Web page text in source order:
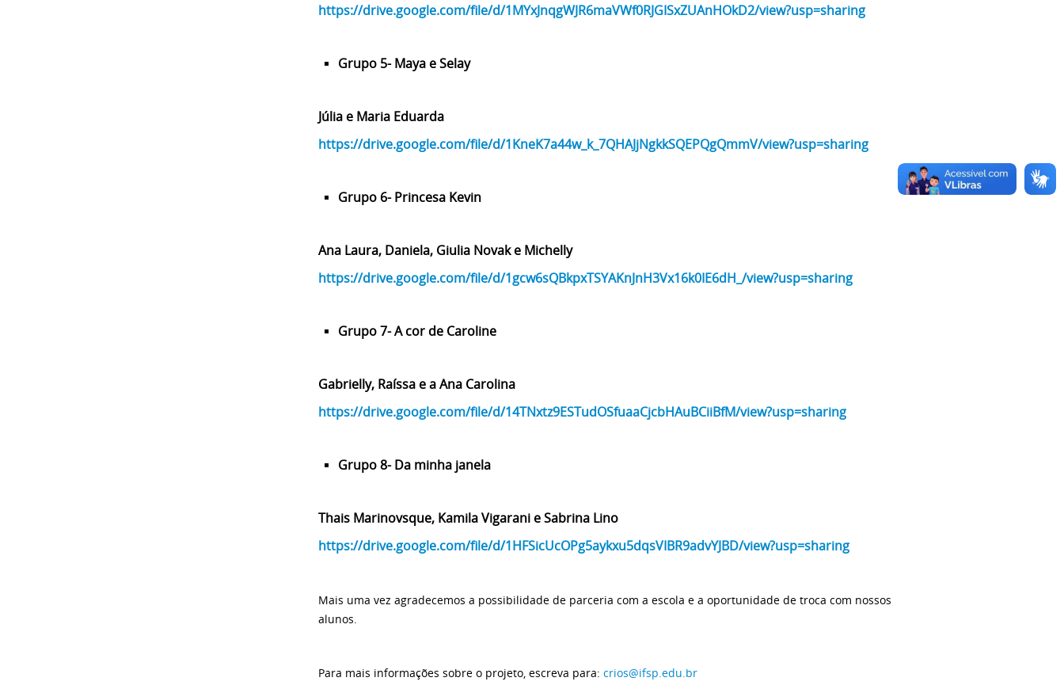
https://drive.google.com/file/d/1MYxJnqgWJR6maVWf0RJGISxZUAnHOkD2/view?usp=sharing
Grupo 5- Maya e Selay
Júlia e Maria Eduarda
https://drive.google.com/file/d/1KneK7a44w_k_7QHAJjNgkkSQEPQgQmmV/view?usp=sharing
Grupo 6- Princesa Kevin
Ana Laura, Daniela, Giulia Novak e Michelly
https://drive.google.com/file/d/1gcw6sQBkpxTSYAKnJnH3Vx16k0IE6dH_/view?usp=sharing
Grupo 7- A cor de Caroline
Gabrielly, Raíssa e a Ana Carolina
https://drive.google.com/file/d/14TNxtz9ESTudOSfuaaCjcbHAuBCiiBfM/view?usp=sharing
Grupo 8- Da minha janela
Thais Marinovsque, Kamila Vigarani e Sabrina Lino
https://drive.google.com/file/d/1HFSicUcOPg5aykxu5dqsVIBR9advYJBD/view?usp=sharing
Mais uma vez agradecemos a possibilidade de parceria com a escola e a oportunidade de troca com nossos
alunos.
Para mais informações sobre o projeto, escreva para: crios@ifsp.edu.br